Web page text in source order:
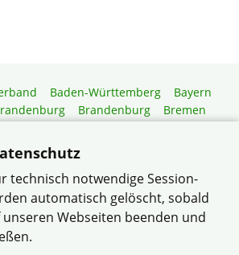
Baden-Württemberg
Bayern
Brandenburg
Bremen
Pfalz
Saarland
Schleswig-Holstein
Thüringen
Gartenberatung
technisch notwendige Session-
automatisch gelöscht, sobald
unseren Webseiten beenden und